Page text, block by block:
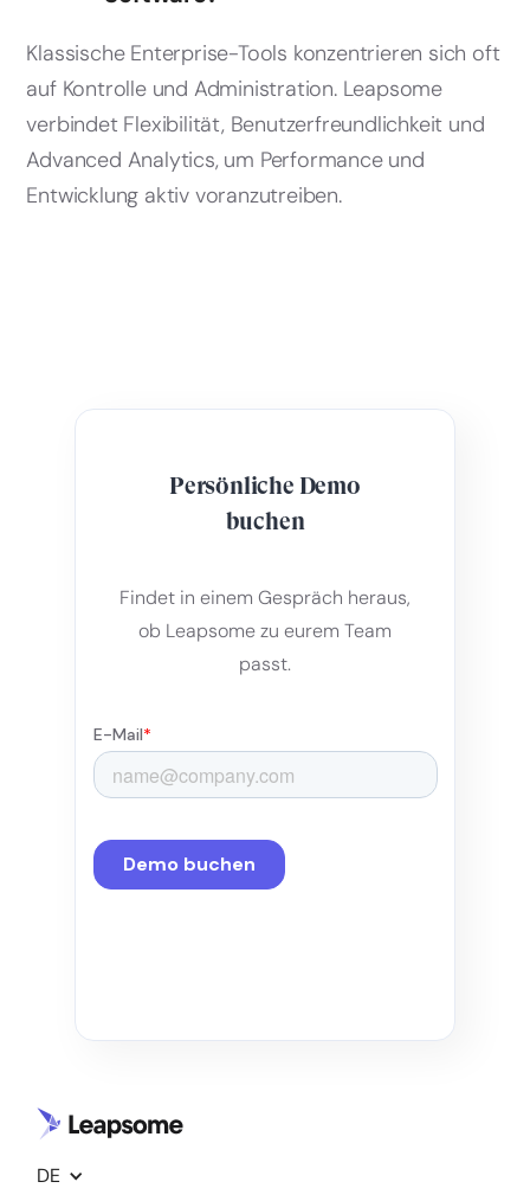
Klassische Enterprise-Tools konzentrieren sich oft
auf Kontrolle und Administration. Leapsome
verbindet Flexibilität, Benutzerfreundlichkeit und
Advanced Analytics, um Performance und
Entwicklung aktiv voranzutreiben.
Persönliche Demo
buchen
Findet in einem Gespräch heraus,
ob Leapsome zu eurem Team
passt.
DE